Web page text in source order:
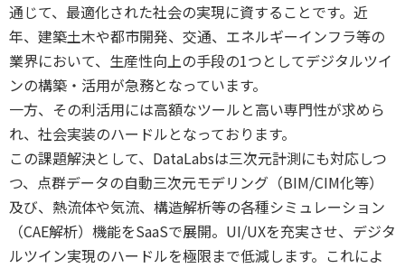
通じて、最適化された社会の実現に資することです。近
年、建築土木や都市開発、交通、エネルギーインフラ等の
業界において、生産性向上の手段の1つとしてデジタルツイ
ンの構築・活用が急務となっています。
一方、その利活用には高額なツールと高い専門性が求めら
れ、社会実装のハードルとなっております。
この課題解決として、DataLabsは三次元計測にも対応しつ
つ、点群データの自動三次元モデリング（BIM/CIM化等）
及び、熱流体や気流、構造解析等の各種シミュレーション
（CAE解析）機能をSaaSで展開。UI/UXを充実させ、デジタ
ルツイン実現のハードルを極限まで低減します。これによ